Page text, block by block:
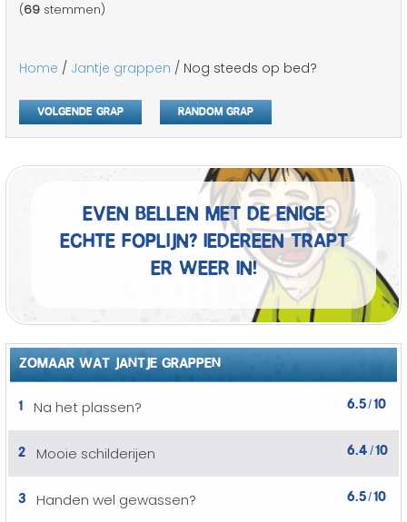
(69 stemmen)
Home / Jantje grappen / Nog steeds op bed?
Volgende grap Random grap
Even bellen met de enige
echte foplijn? Iedereen trapt
er weer in!
ZOMAAR WAT JANTJE GRAPPEN
1
Na het plassen? 6.5/10
2 Mooie schilderijen 6.4 /10
3 Handen wel gewassen? 6.5/10